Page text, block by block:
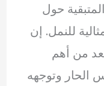
حول
للنمل. إن
من أهم
الحار وتوجهه